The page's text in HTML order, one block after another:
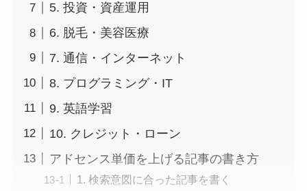
5. 投資・資産運用
6. 脱毛・美容医療
7. 通信・インターネット
8. プログラミング・IT
9. 英語学習
10. クレジット・ローン
アドセンス単価を上げる記事の書き方
1. 検索意図に合った記事を書く